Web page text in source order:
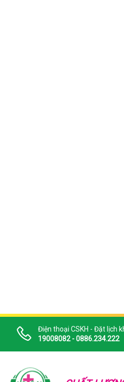
Điện thoại CSKH - Đặt lịch
19008082 - 0886.234.222